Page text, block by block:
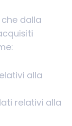
dalla
alla
relativi alla